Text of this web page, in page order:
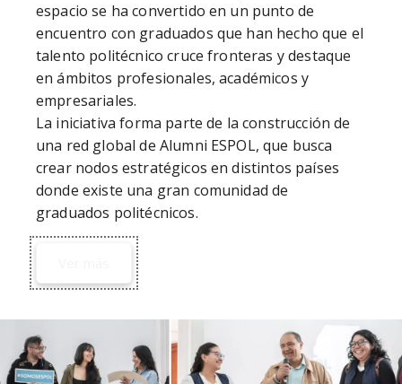
espacio se ha convertido en un punto de
encuentro con graduados que han hecho que el
talento politécnico cruce fronteras y destaque
en ámbitos profesionales, académicos y
empresariales.
La iniciativa forma parte de la construcción de
una red global de Alumni ESPOL, que busca
crear nodos estratégicos en distintos países
donde existe una gran comunidad de